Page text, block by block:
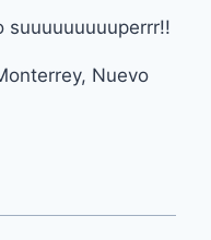
suuuuuuuuuperrr!!
Nuevo